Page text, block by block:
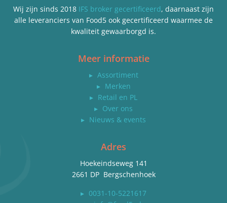
Wij zijn sinds 2018 IFS broker gecertificeerd, daarnaast zijn
alle leveranciers van Food5 ook gecertificeerd waarmee de
kwaliteit gewaarborgd is.
Meer informatie
▸ Assortiment
▸ Merken
▸ Retail en PL
▸ Over ons
▸ Nieuws & events
Adres
Hoekeindseweg 141
2661 DP Bergschenhoek
▸ 0031-10-5221617